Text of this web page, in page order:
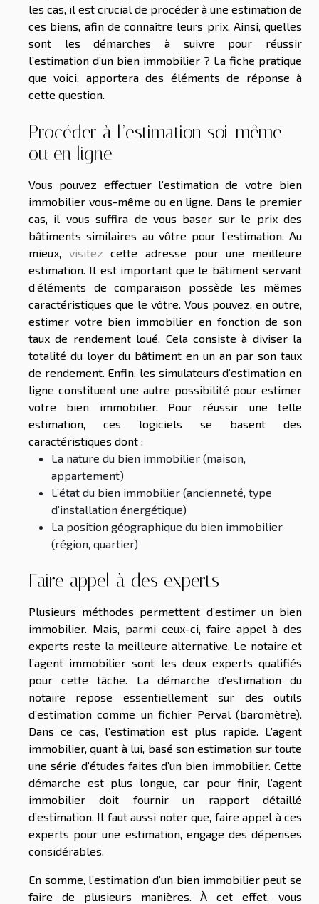
les cas, il est crucial de procéder à une estimation de
ces biens, afin de connaître leurs prix. Ainsi, quelles
sont les démarches à suivre pour réussir
l’estimation d’un bien immobilier ? La fiche pratique
que voici, apportera des éléments de réponse à
cette question.
Procéder à l’estimation soi-même
ou en ligne
Vous pouvez effectuer l’estimation de votre bien
immobilier vous-même ou en ligne. Dans le premier
cas, il vous suffira de vous baser sur le prix des
bâtiments similaires au vôtre pour l’estimation. Au
mieux, visitez cette adresse pour une meilleure
estimation. Il est important que le bâtiment servant
d’éléments de comparaison possède les mêmes
caractéristiques que le vôtre. Vous pouvez, en outre,
estimer votre bien immobilier en fonction de son
taux de rendement loué. Cela consiste à diviser la
totalité du loyer du bâtiment en un an par son taux
de rendement. Enfin, les simulateurs d’estimation en
ligne constituent une autre possibilité pour estimer
votre bien immobilier. Pour réussir une telle
estimation, ces logiciels se basent des
caractéristiques dont :
La nature du bien immobilier (maison,
appartement)
L’état du bien immobilier (ancienneté, type
d’installation énergétique)
La position géographique du bien immobilier
(région, quartier)
Faire appel à des experts
Plusieurs méthodes permettent d’estimer un bien
immobilier. Mais, parmi ceux-ci, faire appel à des
experts reste la meilleure alternative. Le notaire et
l’agent immobilier sont les deux experts qualifiés
pour cette tâche. La démarche d’estimation du
notaire repose essentiellement sur des outils
d’estimation comme un fichier Perval (baromètre).
Dans ce cas, l’estimation est plus rapide. L’agent
immobilier, quant à lui, basé son estimation sur toute
une série d’études faites d’un bien immobilier. Cette
démarche est plus longue, car pour finir, l’agent
immobilier doit fournir un rapport détaillé
d’estimation. Il faut aussi noter que, faire appel à ces
experts pour une estimation, engage des dépenses
considérables.
En somme, l’estimation d’un bien immobilier peut se
faire de plusieurs manières. À cet effet, vous